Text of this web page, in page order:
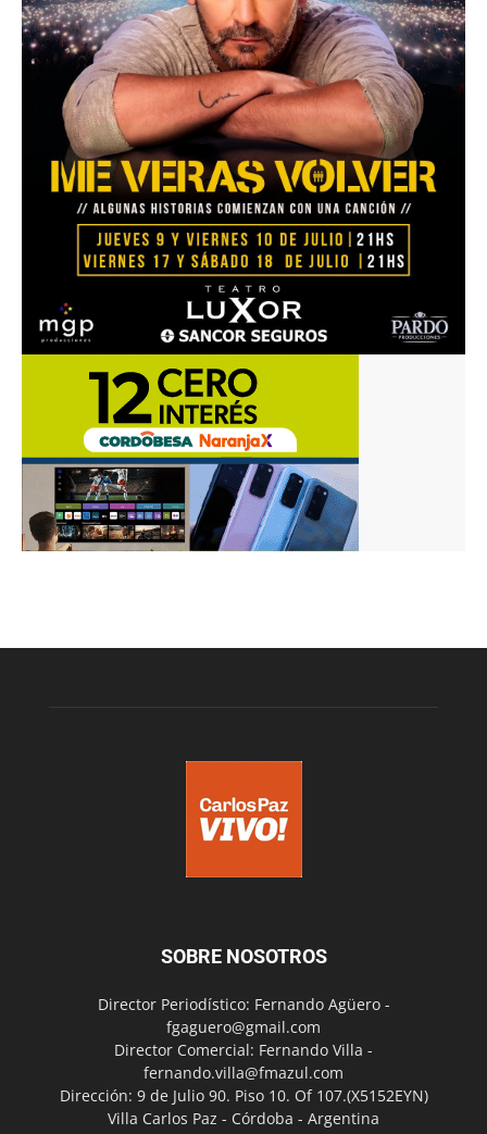
SOBRE NOSOTROS
Director Periodístico: Fernando Agüero -
fgaguero@gmail.com
Director Comercial: Fernando Villa -
fernando.villa@fmazul.com
Dirección: 9 de Julio 90. Piso 10. Of 107.(X5152EYN)
Villa Carlos Paz - Córdoba - Argentina